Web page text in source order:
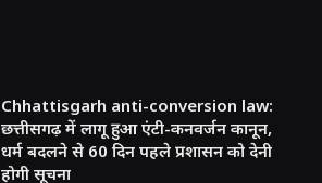
Chhattisgarh anti-conversion law:
छत्तीसगढ़ में लागू हुआ एंटी-कनवर्जन कानून,
धर्म बदलने से 60 दिन पहले प्रशासन को देनी
होगी सूचना